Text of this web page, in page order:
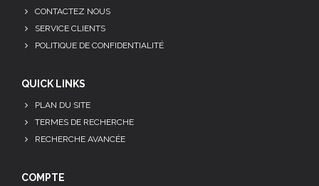
CONTACTEZ NOUS
SERVICE CLIENTS
POLITIQUE DE CONFIDENTIALITÉ
QUICK LINKS
PLAN DU SITE
TERMES DE RECHERCHE
RECHERCHE AVANCÉE
COMPTE